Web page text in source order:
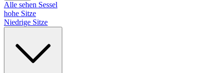
Alle sehen Sessel
hohe Sitze
Niedrige Sitze